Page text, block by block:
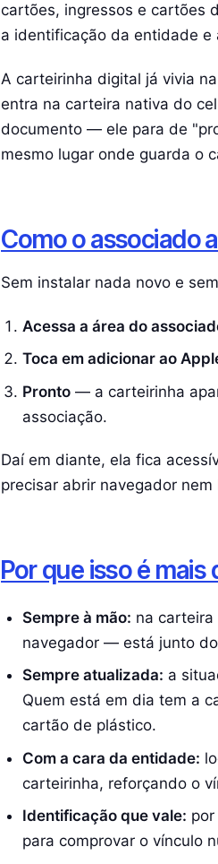
cartões, ingressos e cartões
a identificação da entidade e
A carteirinha digital já vivia
entra na carteira nativa do
documento — ele para de
mesmo lugar onde guarda o
Como o associado
Sem instalar nada novo e
Acessa a área do
Toca em adicionar ao
Pronto— a carteirinha
associação.
Daí em diante, ela fica
precisar abrir navegador
Por que isso é
Sempre à mão: na
navegador — está junto
Sempre atualizada: a
Quem está em dia tem a
cartão de plástico.
Com a cara da entidade:
carteirinha, reforçando o
Identificação que vale:
para comprovar o vínculo